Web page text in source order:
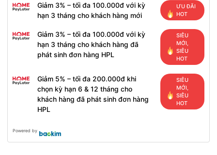
Giảm 3% – tối đa 100.000đ với kỳ
hạn 3 tháng cho khách hàng mới
ƯU ĐÃI
HOT
Giảm 3% – tối đa 100.000đ với kỳ
hạn 3 tháng cho khách hàng đã
phát sinh đơn hàng HPL
SIÊU
MỚI,
SIÊU
HOT
Giảm 5% – tối đa 200.000đ khi
chọn kỳ hạn 6 & 12 tháng cho
khách hàng đã phát sinh đơn hàng
HPL
SIÊU
MỚI,
SIÊU
HOT
Powered by